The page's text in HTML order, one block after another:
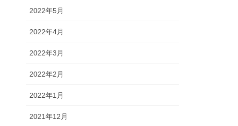
2022年5月
2022年4月
2022年3月
2022年2月
2022年1月
2021年12月